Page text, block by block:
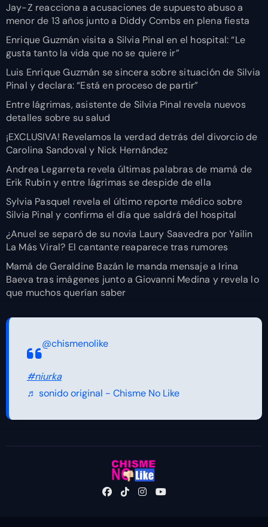
Jay-Z reacciona a acusaciones de supuesto abuso a
menor de 13 años junto a Diddy Combs en plena fiesta
Enrique Guzmán visita a Silvia Pinal en el hospital: “Le
gusta tanto la vida que no se quiere ir”
Luis Enrique Guzmán se sincera sobre situación de Silvia
Pinal y declara: “Está en proceso de partir”
Entre lágrimas, asistente de Silvia Pinal revela nuevos
detalles sobre su salud
¡EXCLUSIVA! Revelamos la verdad detrás del divorcio de
Carolina Sandoval y Nick Hernández
Andrea Legarreta revela últimas palabras de mamá de
Erik Rubín y entre lágrimas se despide de ella
Sylvia Pasquel revela el último reporte médico sobre
Silvia Pinal y confirma el día que saldrá del hospital
¿Anuel se separó de su novia Laury Saavedra por Yailin
La Más Viral? El cantante reaparece tras rumores
Mamá de Geraldine Bazán le manda mensaje a Irina
Baeva tras imágenes junto a Giovanni Medina y revela lo
que muchos querían saber
@chismenolike
#niurka
♬ sonido original - Chisme No Like